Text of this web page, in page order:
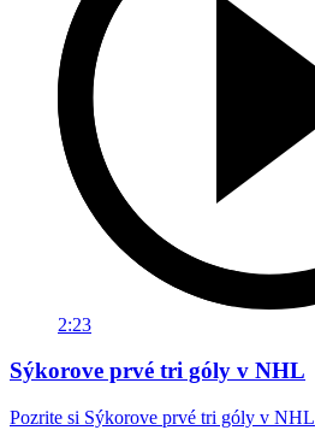
2:23
Sýkorove prvé tri góly v NHL
Pozrite si Sýkorove prvé tri góly v NHL